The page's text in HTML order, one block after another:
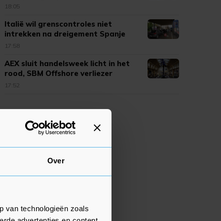
Over
van technologieën zoals
18:05
Italië wil grenscontroles niet
intrekken na dreigement Spanje
17:58
AEX sluit handelsweek licht in het
rood, SBM Offshore verliezer
17:52